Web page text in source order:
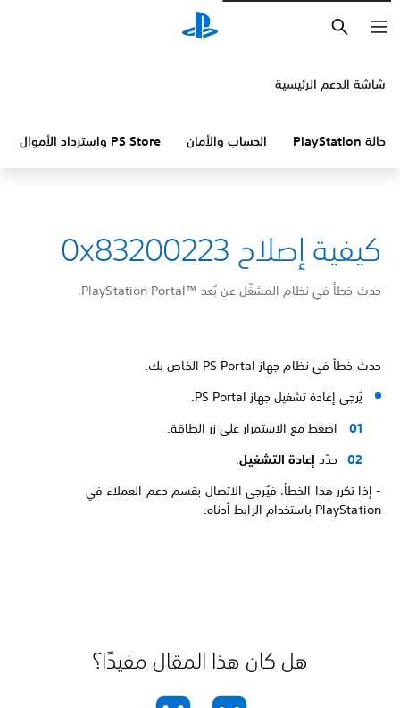
شاشة الدعم الرئيسية
حالة PlayStation الحساب والأمان PS Store واسترداد الأموال
كيفية إصلاح 0x83200223
حدث خطأ في نظام المشغّل عن بُعد PlayStation Portal™‎.
حدث خطأ في نظام جهاز PS Portal الخاص بك.
يُرجى إعادة تشغيل جهاز PS Portal.
اضغط مع الاستمرار على زر الطاقة.
حدّد إعادة التشغيل.
- إذا تكرر هذا الخطأ، فيُرجى الاتصال بقسم دعم العملاء في
PlayStation باستخدام الرابط أدناه.
هل كان هذا المقال مفيدًا؟